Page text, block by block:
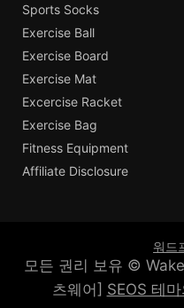
Sports Socks
Exercise Ball
Exercise Board
Exercise Mat
Excercise Racket
Exercise Bag
Fitness Equipment
Affiliate Disclosure
워드
모든 권리 보유 ©
츠웨어] SEOS 테